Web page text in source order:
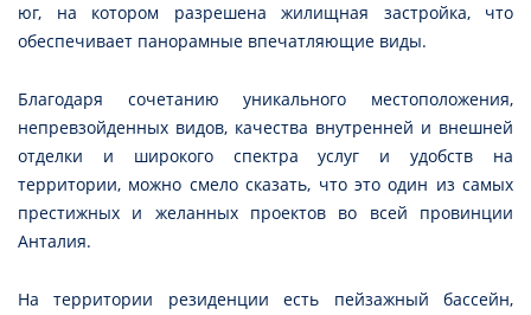
юг, на котором разрешена жилищная застройка, что
обеспечивает панорамные впечатляющие виды.
Благодаря сочетанию уникального местоположения,
непревзойденных видов, качества внутренней и внешней
отделки и широкого спектра услуг и удобств на
территории, можно смело сказать, что это один из самых
престижных и желанных проектов во всей провинции
Анталия.
На территории резиденции есть пейзажный бассейн,